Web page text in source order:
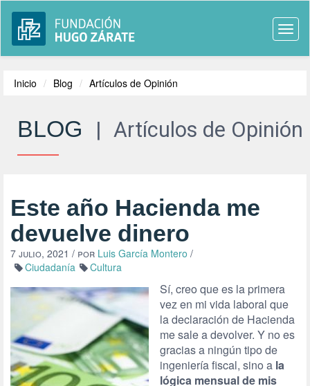
Inicio Blog Artículos de Opinión
BLOG | Artículos de Opinión
Este año Hacienda me
devuelve dinero
7 julio, 2021 / por Luis García Montero /
Ciudadanía
Cultura
Sí, creo que es la primera
vez en mi vida laboral que
la declaración de Hacienda
me sale a devolver. Y no es
gracias a ningún tipo de
ingeniería fiscal, sino a la
lógica mensual de mis